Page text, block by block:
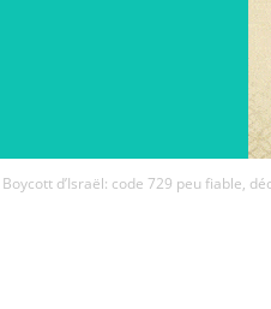
Boycott d’Israël: code 729 peu fiable,